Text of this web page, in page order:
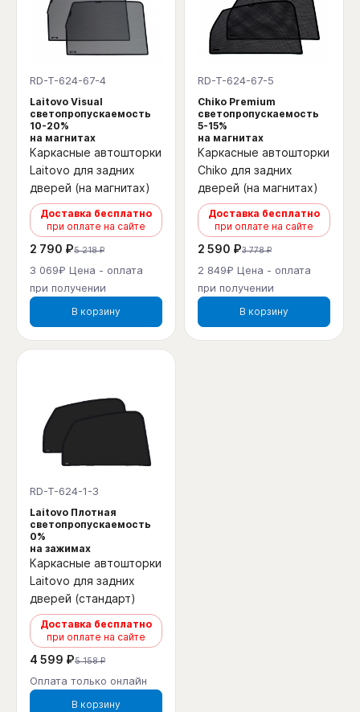
RD-T-624-67-4
Laitovo Visual
светопропускаемость
10-20%
на магнитах
Каркасные автошторки
Laitovo для задних
дверей (на магнитах)
Доставка бесплатно
при оплате на сайте
2 790 ₽5 218 ₽
3 069₽ Цена - оплата
при получении
В корзину
RD-T-624-67-5
Chiko Premium
светопропускаемость
5-15%
на магнитах
Каркасные автошторки
Chiko для задних
дверей (на магнитах)
Доставка бесплатно
при оплате на сайте
2 590 ₽3 778 ₽
2 849₽ Цена - оплата
при получении
В корзину
RD-T-624-1-3
Laitovo Плотная
светопропускаемость
0%
на зажимах
Каркасные автошторки
Laitovo для задних
дверей (стандарт)
Доставка бесплатно
при оплате на сайте
4 599 ₽5 158 ₽
Оплата только онлайн
В корзину